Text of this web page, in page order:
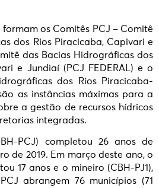
os Comitês PCJ – Comitê
dos Rios Piracicaba, Capivari e
das Bacias Hidrográficas dos
e Jundiaí (PCJ FEDERAL) e o
dos Rios Piracicaba-
as instâncias máximas para a
a gestão de recursos hídricos
integradas.
PCJ) completou 26 anos de
de 2019. Em março deste ano, o
17 anos e o mineiro (CBH-PJ1),
abrangem 76 municípios (71